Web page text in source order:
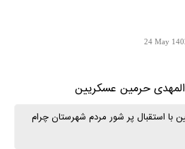
24 May
حرمین عسکریین
با استقبال پر شور مردم شهرستان چرام